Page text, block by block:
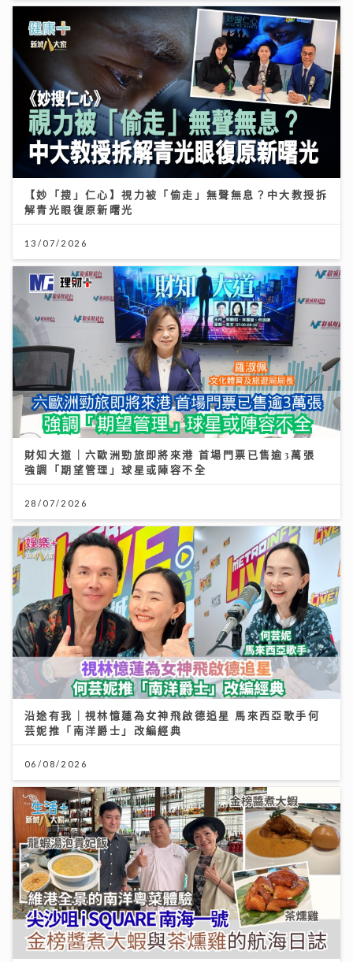
【妙「搜」仁心】視力被「偷走」無聲無息？中大教授拆
解青光眼復原新曙光
13/07/2026
財知大道｜六歐洲勁旅即將來港 首場門票已售逾3萬張
強調「期望管理」球星或陣容不全
28/07/2026
沿途有我｜視林憶蓮為女神飛啟德追星 馬來西亞歌手何
芸妮推「南洋爵士」改編經典
06/08/2026